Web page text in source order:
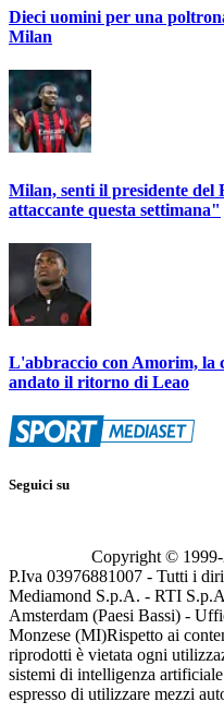
Dieci uomini per una
Milan
Milan, senti il presidente del
attaccante questa settimana"
L'abbraccio con Amorim, la
andato il ritorno di Leao
Seguici su
Copyright © 1999-
P.Iva 03976881007 - Tutti i
Mediamond S.p.A. - RTI
Amsterdam (Paesi Bassi) -
Monzese (MI)Rispetto ai
riprodotti è vietata ogni
sistemi di intelligenza
espresso di utilizzare mezzi